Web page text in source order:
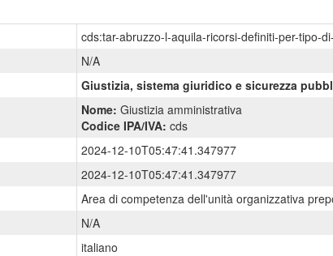
cds:tar-abruzzo-l-aquila-ricorsi-definiti-per-tipo-
N/A
Giustizia, sistema giuridico e sicurezza
Nome: Giustizia amministrativa
Codice IPA/IVA: cds
2024-12-10T05:47:41.347977
2024-12-10T05:47:41.347977
Area di competenza dell'unità organizzativa
N/A
italiano